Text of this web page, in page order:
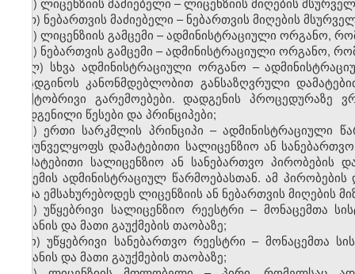
თ) ნებართვის მაძიებელი – ნებართვის მიღების
ი) ლიცენზიის გამცემი – ადმინისტრაციული ორგანო,
კ) ნებართვის გამცემი – ადმინისტრაციული ორგანო,
ლ) სხვა ადმინისტრაციული ორგანო –
დაადგინოს კანონმდებლობით განსაზღვრული
ფაქტობრივი გარემოებები. დადგენის პროცედურაზე
დადგენილი წესები და პრინციპები;
მ) ერთი სარკმლის პრინციპი – ადმინისტრაციული
უზრუნველყოფს დამატებითი სალიცენზიო ან
დამატებითი სალიცენზიო ან სანებართვო პირობების
გაცემის ადმინისტრაციულ წარმოებასთან. ამ
უნდა ემსახურებოდეს ლიცენზიის ან ნებართვის მიღების
ნ) უწყებრივი სალიცენზიო რეესტრი – მონაცემთა
შეტანის და მათი გაუქმების თაობაზე;
ო) უწყებრივი სანებართვო რეესტრი – მონაცემთა
შეტანის და მათი გაუქმების თაობაზე;